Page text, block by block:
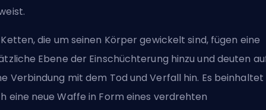
die um seinen Körper gewickelt sind, fügen eine
Ebene der Einschüchterung hinzu und deuten
Verbindung mit dem Tod und Verfall hin. Es beinhaltet
eine neue Waffe in Form eines verdrehten